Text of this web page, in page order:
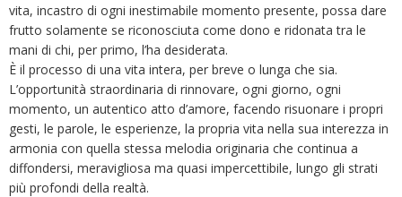
vita, incastro di ogni inestimabile momento presente, possa dare
frutto solamente se riconosciuta come dono e ridonata tra le
mani di chi, per primo, l’ha desiderata.
È il processo di una vita intera, per breve o lunga che sia.
L’opportunità straordinaria di rinnovare, ogni giorno, ogni
momento, un autentico atto d’amore, facendo risuonare i propri
gesti, le parole, le esperienze, la propria vita nella sua interezza in
armonia con quella stessa melodia originaria che continua a
diffondersi, meravigliosa ma quasi impercettibile, lungo gli strati
più profondi della realtà.